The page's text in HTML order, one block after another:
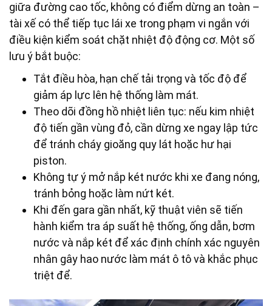
giữa đường cao tốc, không có điểm dừng an toàn –
tài xế có thể tiếp tục lái xe trong phạm vi ngắn với
điều kiện kiểm soát chặt nhiệt độ động cơ. Một số
lưu ý bắt buộc:
Tắt điều hòa, hạn chế tải trọng và tốc độ để
giảm áp lực lên hệ thống làm mát.
Theo dõi đồng hồ nhiệt liên tục: nếu kim nhiệt
độ tiến gần vùng đỏ, cần dừng xe ngay lập tức
để tránh cháy gioăng quy lát hoặc hư hại
piston.
Không tự ý mở nắp két nước khi xe đang nóng,
tránh bỏng hoặc làm nứt két.
Khi đến gara gần nhất, kỹ thuật viên sẽ tiến
hành kiểm tra áp suất hệ thống, ống dẫn, bơm
nước và nắp két để xác định chính xác nguyên
nhân gây hao nước làm mát ô tô và khắc phục
triệt để.